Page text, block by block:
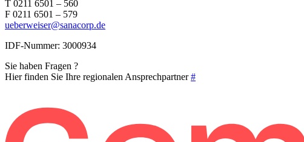
T 0211 6501 – 560
F 0211 6501 – 579
ueberweiser@sanacorp.de
IDF-Nummer: 3000934
Sie haben Fragen ?
Hier finden Sie Ihre regionalen Ansprechpartner#